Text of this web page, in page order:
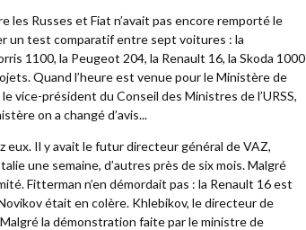
les Russes et Fiat n’avait pas encore remporté le
un test comparatif entre sept voitures : la
1100, la Peugeot 204, la Renault 16, la Skoda 1000
Quand l’heure est venue pour le Ministère de
vice-président du Conseil des Ministres de l’URSS,
on a changé d’avis...
eux. Il y avait le futur directeur général de VAZ,
une semaine, d’autres près de six mois. Malgré
Fitterman n’en démordait pas : la Renault 16 est
était en colère. Khlebikov, le directeur de
la démonstration faite par le ministre de